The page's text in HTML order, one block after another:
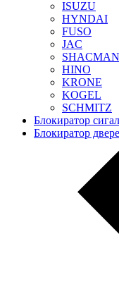
ISUZU
HYNDAI
FUSO
JAC
SHACMAN
HINO
KRONE
KOGEL
SCHMITZ
Блокиратор
Блокиратор